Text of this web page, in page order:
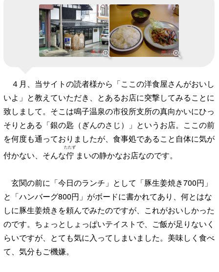
４月、当サイトの読者様から「ここの洋食屋さんがおいし
いよ」と教えていただき、とあるお店に突撃してみることに
致しまして。そこは鳴子温泉の市役所支所の真向かいにひっ
そりとある「銀の匙（ぎんのさじ）」というお店。ここの前
を何度も通っておりましたが、食事処であること自体に気が
付かない、そんな佇
たたず
まいの静かなお店なのです。
玄関の前に「今日のランチ」として「豚生姜焼き700円」
と「ハンバーグ800円」がボードに書かれてあり、何とはな
しに豚生姜焼きを頼んでみたのですが、これがおいしかった
のです。ちょっとしょっぱいテイストで、ご飯が足りないく
らいですが、とても気に入ってしまいました。美味しく食べ
て、気分もご機嫌。